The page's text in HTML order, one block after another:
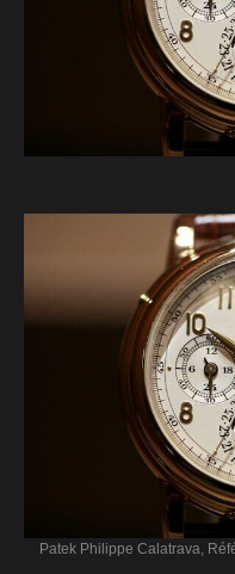
Patek Philippe Calatrava,